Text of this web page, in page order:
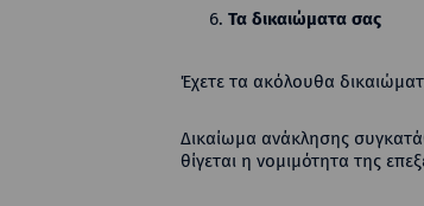
Τα δικαιώματα σας
Έχετε τα ακόλουθα
Δικαίωμα ανάκλησης
θίγεται η νομιμότητα της